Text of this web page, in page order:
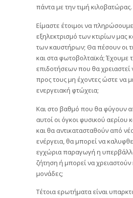
πάντα με την τιμή κιλοβατώρας.
Είμαστε έτοιμοι να
εξηλεκτρισμό των κτιρίων μας
των καυστήρων; Θα πέσουν οι
και στα φωτοβολταϊκά; Έχουμε
επιδοτήσεων που θα
προς τους μη έχοντες ώστε να
ενεργειακή φτώχεια;
Και στο βαθμό που θα φύγουν
αυτοί οι όγκοι φυσικού αερίου
και θα αντικατασταθούν από
ενέργεια, θα μπορεί να
εγχώρια παραγωγή η
ζήτηση ή μπορεί να χρειαστούν
μονάδες;
Τέτοια ερωτήματα είναι